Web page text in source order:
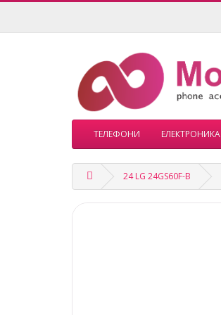
ТЕЛЕФОНИ ЕЛЕКТРОНИКА
24 LG 24GS60F-B